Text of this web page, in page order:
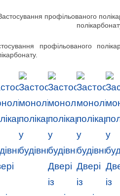
профільованого